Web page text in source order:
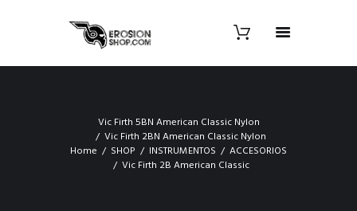
Vic Firth 5BN American Classic Nylon
Vic Firth 2BN American Classic Nylon
Home
SHOP INSTRUMENTOS
ACCESORIOS
Vic Firth 2B American Classic